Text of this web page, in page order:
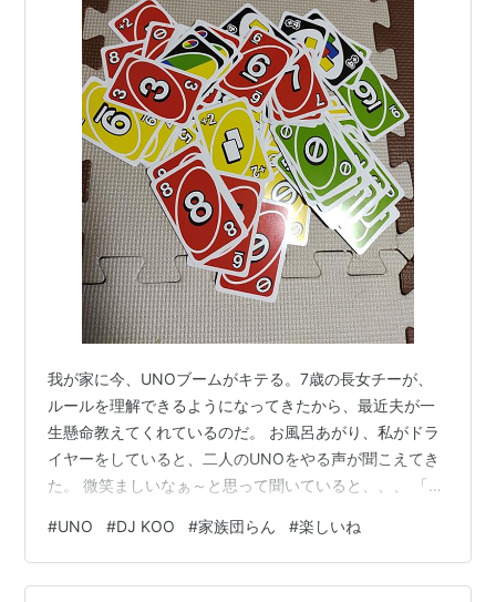
我が家に今、UNOブームがキテる。7歳の長女チーが、
ルールを理解できるようになってきたから、最近夫が一
生懸命教えてくれているのだ。 お風呂あがり、私がドラ
イヤーをしていると、二人のUNOをやる声が聞こえてき
た。 微笑ましいなぁ～と思って聞いていると、、、 「色
DJ KOOになってるーーー！！！ そう、以前ブログにも
書いたが、うちの夫には、突如としてKOO化する現象が
起こるのだ。tenteko-my.hatenablog.com そしてあの
#UNO #DJ KOO #家族団らん #楽しいね